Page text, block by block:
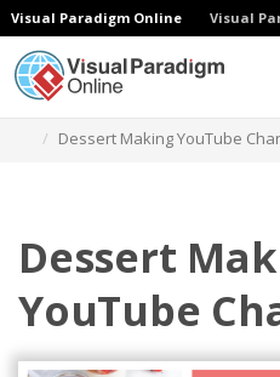
Visual Paradigm Online Visual
Dessert Making YouTube
Dessert
YouTube